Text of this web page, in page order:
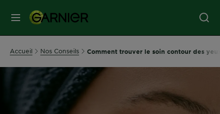
MENU
SOINS
SOINS
CHEVEUX
Accueil Nos Conseils Comment trouver le soin contour des